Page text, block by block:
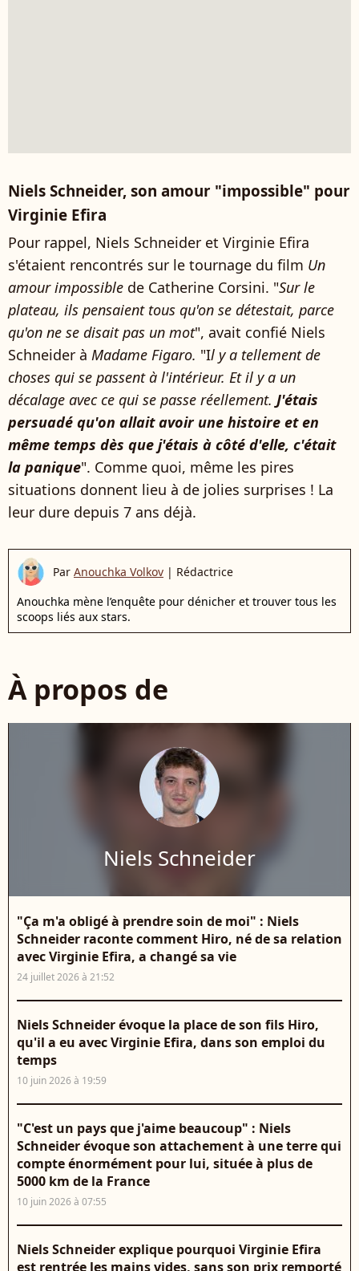
Niels Schneider, son amour "impossible" pour
Virginie Efira
Pour rappel, Niels Schneider et Virginie Efira
s'étaient rencontrés sur le tournage du film Un
amour impossible de Catherine Corsini. "Sur le
plateau, ils pensaient tous qu'on se détestait, parce
qu'on ne se disait pas un mot", avait confié Niels
Schneider à Madame Figaro. "Il y a tellement de
choses qui se passent à l'intérieur. Et il y a un
décalage avec ce qui se passe réellement. J'étais
persuadé qu'on allait avoir une histoire et en
même temps dès que j'étais à côté d'elle, c'était
la panique". Comme quoi, même les pires
situations donnent lieu à de jolies surprises ! La
leur dure depuis 7 ans déjà.
Par Anouchka Volkov | Rédactrice
Anouchka mène l’enquête pour dénicher et trouver tous les
scoops liés aux stars.
À propos de
Niels Schneider
"Ça m'a obligé à prendre soin de moi" : Niels
Schneider raconte comment Hiro, né de sa relation
avec Virginie Efira, a changé sa vie
24 juillet 2026 à 21:52
Niels Schneider évoque la place de son fils Hiro,
qu'il a eu avec Virginie Efira, dans son emploi du
temps
10 juin 2026 à 19:59
"C'est un pays que j'aime beaucoup" : Niels
Schneider évoque son attachement à une terre qui
compte énormément pour lui, située à plus de
5000 km de la France
10 juin 2026 à 07:55
Niels Schneider explique pourquoi Virginie Efira
est rentrée les mains vides, sans son prix remporté